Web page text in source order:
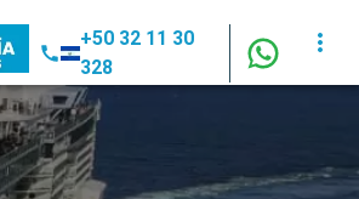
+50 32 11 30
328